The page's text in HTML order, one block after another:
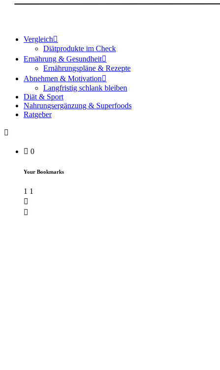
Vergleich
Diätprodukte im Check
Ernährung & Gesundheit
Ernährungspläne & Rezepte
Abnehmen & Motivation
Langfristig schlank bleiben
Diät & Sport
Nahrungsergänzung & Superfoods
Ratgeber
0
Your Bookmarks
1 1